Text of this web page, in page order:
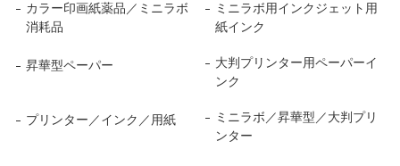
カラー印画紙薬品／ミニラボ
消耗品
ミニラボ用インクジェット用
紙インク
昇華型ペーパー
大判プリンター用ペーパーイ
ンク
プリンター／インク／用紙
ミニラボ／昇華型／大判プリ
ンター